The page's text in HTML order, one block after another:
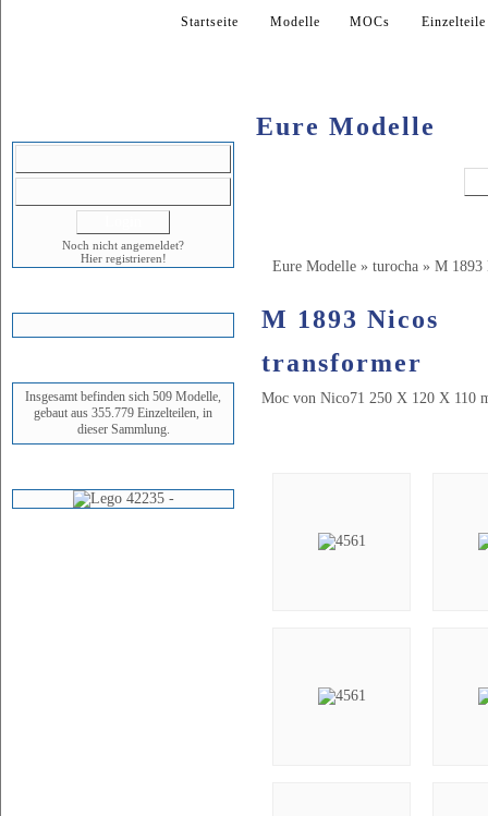
Startseite Modelle MOCs Einzelteile
Noch nicht angemeldet?
Hier registrieren!
Insgesamt befinden sich 509 Modelle,
gebaut aus 355.779 Einzelteilen, in
dieser Sammlung.
Eure Modelle
Eure Modelle » turocha » M 1893
M 1893 Nicos
transformer
Moc von Nico71 250 X 120 X 110